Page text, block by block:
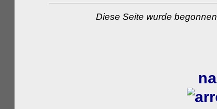
Diese Seite wurde